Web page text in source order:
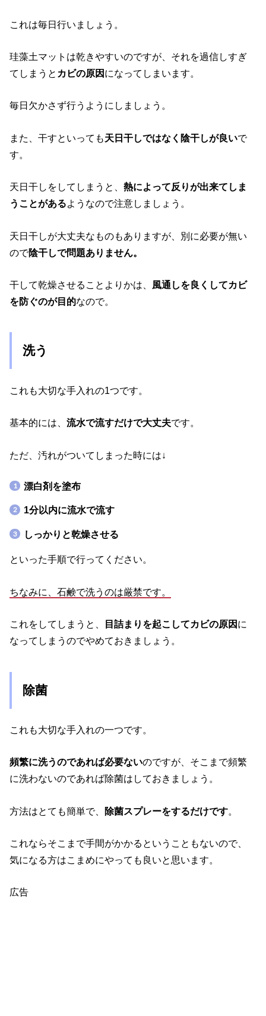
これは毎日行いましょう。
珪藻土マットは乾きやすいのですが、それを過信しすぎ
てしまうと カビの原因 になってしまいます。
毎日欠かさず行うようにしましょう。
また、干すといっても天日干しではなく陰干しが良いで
す。
天日干しをしてしまうと、熱によって反りが出来てしま
うことがあるようなので注意しましょう。
天日干しが大丈夫なものもありますが、別に必要が無い
ので陰干しで問題ありません。
干して乾燥させることよりかは、 風通しを良くしてカビ
を防ぐのが目的なので。
洗う
これも大切な手入れの1つです。
基本的には、流水で流すだけで大丈夫です。
ただ、汚れがついてしまった時には↓
漂白剤を塗布
1分以内に流水で流す
しっかりと乾燥させる
といった手順で行ってください。
ちなみに、石鹸で洗うのは厳禁です。
これをしてしまうと、 目詰まりを起こしてカビの原因 に
なってしまうのでやめておきましょう。
除菌
これも大切な手入れの一つです。
頻繁に洗うのであれば必要ないのですが、そこまで頻繁
に洗わないのであれば除菌はしておきましょう。
方法はとても簡単で、 除菌スプレーをするだけです。
これならそこまで手間がかかるということもないので、
気になる方はこまめにやっても良いと思います。
広告